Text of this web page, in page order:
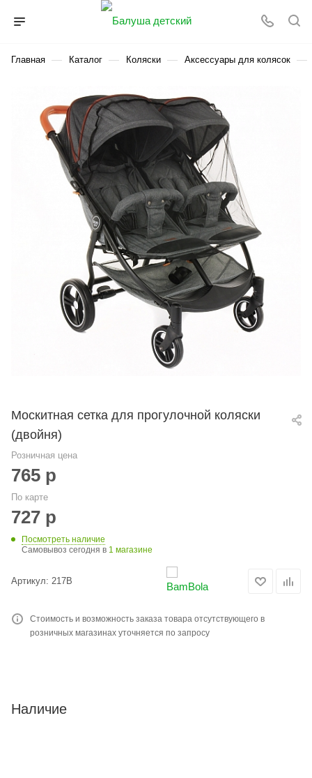
Главная — Каталог — Коляски — Аксессуары для колясок —
Москитная сетка для прогулочной коляски
(двойня)
Розничная цена
765 р
По карте
727 р
Посмотреть наличие
Самовывоз сегодня в 1 магазине
Артикул: 217B
Стоимость и возможность заказа товара отсутствующего в
розничных магазинах уточняется по запросу
Наличие